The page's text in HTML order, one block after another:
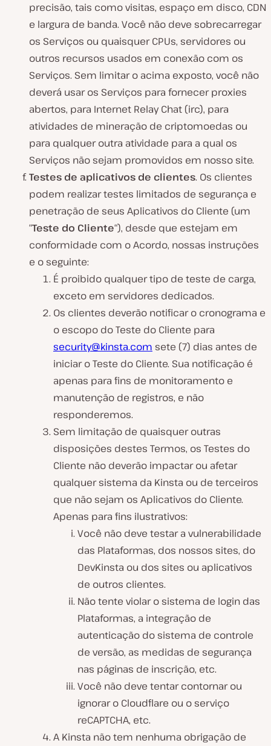
precisão, tais como visitas, espaço em disco, CDN
e largura de banda. Você não deve sobrecarregar
os Serviços ou quaisquer CPUs, servidores ou
outros recursos usados em conexão com os
Serviços. Sem limitar o acima exposto, você não
deverá usar os Serviços para fornecer proxies
abertos, para Internet Relay Chat (irc), para
atividades de mineração de criptomoedas ou
para qualquer outra atividade para a qual os
Serviços não sejam promovidos em nosso site.
Testes de aplicativos de clientes. Os clientes
podem realizar testes limitados de segurança e
penetração de seus Aplicativos do Cliente (um
“Teste do Cliente“), desde que estejam em
conformidade com o Acordo, nossas instruções
e o seguinte:
É proibido qualquer tipo de teste de carga,
exceto em servidores dedicados.
Os clientes deverão notificar o cronograma e
o escopo do Teste do Cliente para
security@kinsta.com sete (7) dias antes de
iniciar o Teste do Cliente. Sua notificação é
apenas para fins de monitoramento e
manutenção de registros, e não
responderemos.
Sem limitação de quaisquer outras
disposições destes Termos, os Testes do
Cliente não deverão impactar ou afetar
qualquer sistema da Kinsta ou de terceiros
que não sejam os Aplicativos do Cliente.
Apenas para fins ilustrativos:
Você não deve testar a vulnerabilidade
das Plataformas, dos nossos sites, do
DevKinsta ou dos sites ou aplicativos
de outros clientes.
Não tente violar o sistema de login das
Plataformas, a integração de
autenticação do sistema de controle
de versão, as medidas de segurança
nas páginas de inscrição, etc.
Você não deve tentar contornar ou
ignorar o Cloudflare ou o serviço
reCAPTCHA, etc.
A Kinsta não tem nenhuma obrigação de